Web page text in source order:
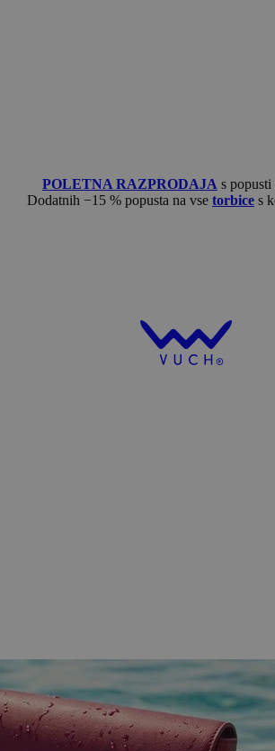
POLETNA RAZPRODAJA s popusti
Dodatnih −15 % popusta na vse torbice s